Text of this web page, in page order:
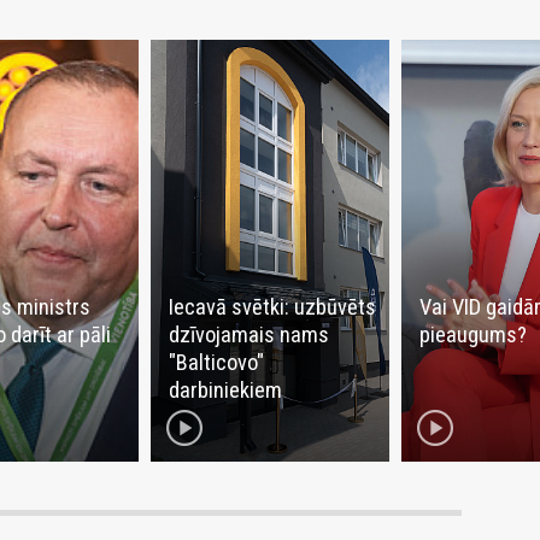
ministrs
darīt ar pāli
Iecavā svētki: uzbūvēts
dzīvojamais nams
"Balticovo"
darbiniekiem
play_circle
Vai VID
pieaugums?
play_circle